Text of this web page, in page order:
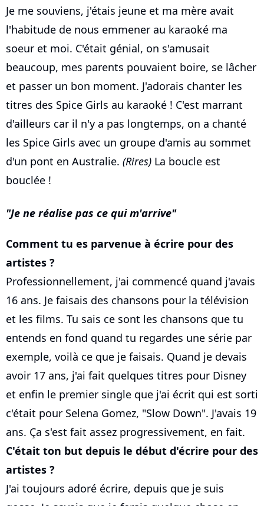
Je me souviens, j'étais jeune et ma mère avait
l'habitude de nous emmener au karaoké ma
soeur et moi. C'était génial, on s'amusait
beaucoup, mes parents pouvaient boire, se lâcher
et passer un bon moment. J'adorais chanter les
titres des Spice Girls au karaoké ! C'est marrant
d'ailleurs car il n'y a pas longtemps, on a chanté
les Spice Girls avec un groupe d'amis au sommet
d'un pont en Australie. (Rires) La boucle est
bouclée !
Je ne réalise pas ce qui m'arrive
Comment tu es parvenue à écrire pour des
artistes ?
Professionnellement, j'ai commencé quand j'avais
16 ans. Je faisais des chansons pour la télévision
et les films. Tu sais ce sont les chansons que tu
entends en fond quand tu regardes une série par
exemple, voilà ce que je faisais. Quand je devais
avoir 17 ans, j'ai fait quelques titres pour Disney
et enfin le premier single que j'ai écrit qui est sorti
c'était pour Selena Gomez, "Slow Down". J'avais 19
ans. Ça s'est fait assez progressivement, en fait.
C'était ton but depuis le début d'écrire pour des
artistes ?
J'ai toujours adoré écrire, depuis que je suis